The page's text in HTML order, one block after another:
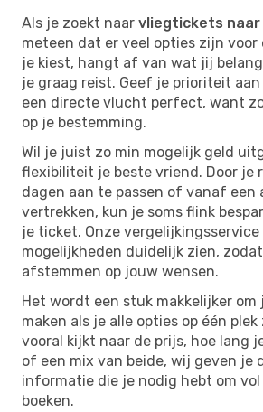
Als je zoekt naar vliegtickets naar
meteen dat er veel opties zijn voor
je kiest, hangt af van wat jij
je graag reist. Geef je prioriteit
een directe vlucht perfect, want
op je bestemming.
Wil je juist zo min mogelijk geld
flexibiliteit je beste vriend. Door je
dagen aan te passen of vanaf een
vertrekken, kun je soms flink
je ticket. Onze
mogelijkheden duidelijk zien,
afstemmen op jouw wensen.
Het wordt een stuk makkelijker om
maken als je alle opties op één
vooral kijkt naar de prijs, hoe lang
of een mix van beide, wij geven je
informatie die je nodig hebt om
boeken.